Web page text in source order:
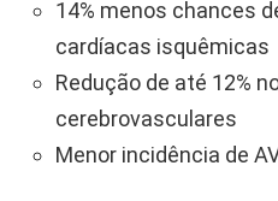
14% menos chances
cardíacas isquêmicas
Redução de até 12%
cerebrovasculares
Menor incidência de